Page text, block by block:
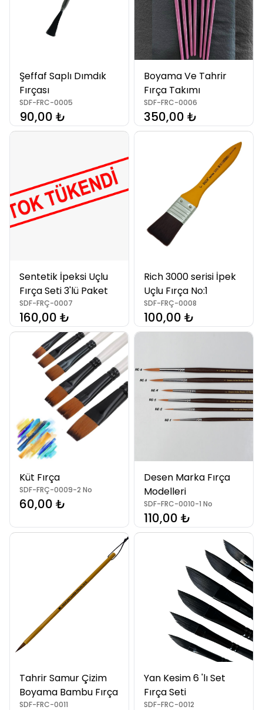
Şeffaf Saplı Dımdık
Fırçası
SDF-FRC-0005
90,00 ₺
Boyama Ve Tahrir
Fırça Takımı
SDF-FRC-0006
350,00 ₺
Sentetik İpeksi Uçlu
Fırça Seti 3'lü Paket
SDF-FRÇ-0007
160,00 ₺
Rich 3000 serisi İpek
Uçlu Fırça No:1
SDF-FRÇ-0008
100,00 ₺
Küt Fırça
SDF-FRÇ-0009-2 No
60,00 ₺
Desen Marka Fırça
Modelleri
SDF-FRC-0010-1 No
110,00 ₺
Tahrir Samur Çizim
Boyama Bambu Fırça
SDF-FRC-0011
Yan Kesim 6 'lı Set
Fırça Seti
SDF-FRC-0012